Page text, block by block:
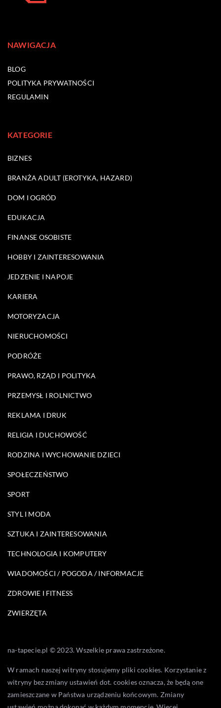
NAWIGACJA
BLOG
POLITYKA PRYWATNOŚCI
REGULAMIN
KATEGORIE
BIZNES
BRANŻA ADULT (EROTYKA, HAZARD)
DOM I OGRÓD
EDUKACJA
FINANSE OSOBISTE
HOBBY I ZAINTERESOWANIA
JEDZENIE I NAPOJE
KARIERA
MOTORYZACJA
NIERUCHOMOŚCI
PODRÓŻE
PRAWO, RZĄD I POLITYKA
PRZEMYSŁ I ROLNICTWO
REKLAMA I DRUK
RELIGIA I DUCHOWOŚĆ
RODZINA I WYCHOWANIE DZIECI
SPOŁECZEŃSTWO
SPORT
STYL I MODA
SZTUKA I ZAINTERESOWANIA
TECHNOLOGIA I KOMPUTERY
WIADOMOŚCI / POGODA / INFORMACJE
ZDROWIE I FITNESS
ZWIERZĘTA
na-tapecie.pl © 2023. Wszelkie prawa zastrzeżone.
W ramach naszej witryny stosujemy pliki cookies. Korzystanie z
witryny bez zmiany ustawień dot. cookies oznacza, że będą one
zamieszczane w Państwa urządzeniu końcowym. Zmiany